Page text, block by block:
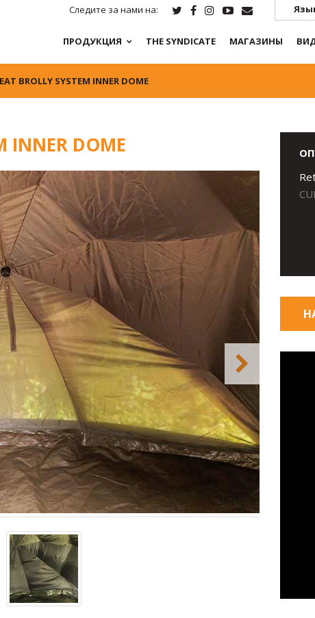
Следите за нами на:
ПРОДУКЦИЯ THE SYNDICATE МАГАЗИНЫ
BROLLY SYSTEM INNER DOME
INNER DOME